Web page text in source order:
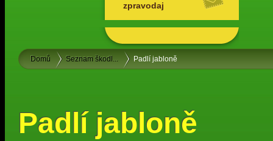
zpravodaj
Domů Seznam škodl... Padlí jabloně
Padlí jabloně